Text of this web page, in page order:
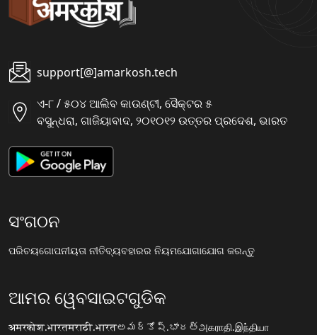
support[@]amarkosh.tech
ଏ-୮ / ୫୦୪ ଆଲିବ କାଉଣ୍ଟୀ, ସୈକ୍ଟର ୫
ବସୁନ୍ଧରା, ଗାଜିୟାବାଦ, ୨୦୧୦୧୨ ଉତ୍ତର ପ୍ରଦେଶ, ଭାରତ
ସଂଗଠନ
ପରିଚୟଗୋପନୀୟତା ନୀତିବ୍ୟବହାରର ନିୟମଯୋଗାଯୋଗ କରନ୍ତୁ
ଆମର ୱେବସାଇଟଗୁଡିକ
अमरकोश.भारतमराठी.भारतఅమర్కోష్.భారత్அகராதி.இந்தியா